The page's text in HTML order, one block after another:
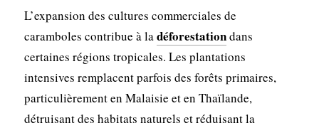
L’expansion des cultures commerciales de
caramboles contribue à ladéforestationdans
certaines régions tropicales. Les plantations
intensives remplacent parfois des forêts primaires,
particulièrement en Malaisie et en Thaïlande,
détruisant des habitats naturels et réduisant la